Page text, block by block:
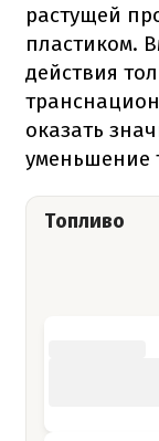
растущей
пластиком.
действия
оказать
уменьшение
Топливо